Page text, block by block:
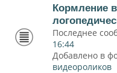
Кормление
Последнее
16:44
Добавлено в
видеороликов